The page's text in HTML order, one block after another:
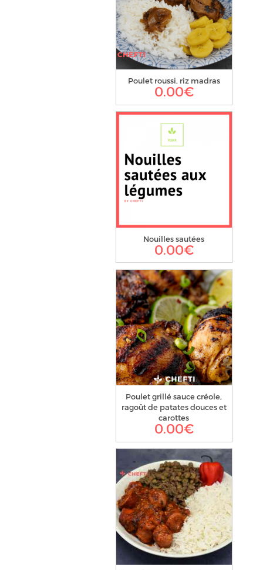
Poulet roussi, riz madras
0.00€
Nouilles sautées
0.00€
Poulet grillé sauce créole,
ragoût de patates douces et
carottes
0.00€